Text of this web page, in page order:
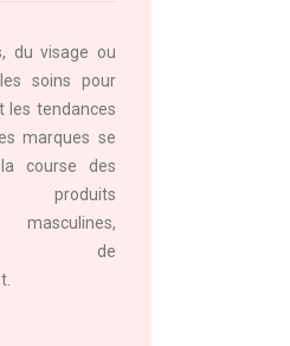
du visage ou
soins pour
les tendances
marques se
course des
produits
masculines,
de